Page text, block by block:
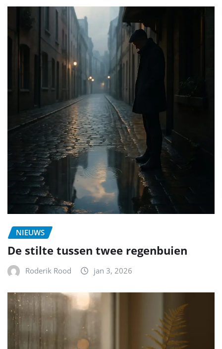
NIEUWS
De stilte tussen twee regenbuien
Roderik Rood jan 3, 2026